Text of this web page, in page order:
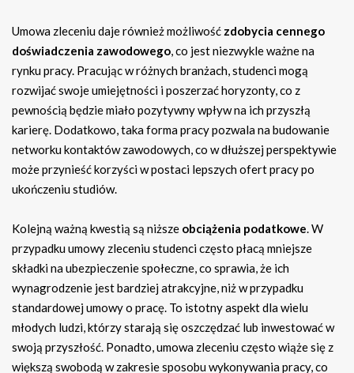
Umowa zleceniu daje również możliwość zdobycia cennego
doświadczenia zawodowego, co jest niezwykle ważne na
rynku pracy. Pracując w różnych branżach, studenci mogą
rozwijać swoje umiejętności i poszerzać horyzonty, co z
pewnością będzie miało pozytywny wpływ na ich przyszłą
karierę. Dodatkowo, taka forma pracy pozwala na budowanie
networku kontaktów zawodowych, co w dłuższej perspektywie
może przynieść korzyści w postaci lepszych ofert pracy po
ukończeniu studiów.
Kolejną ważną kwestią są niższe obciążenia podatkowe. W
przypadku umowy zleceniu studenci często płacą mniejsze
składki na ubezpieczenie społeczne, co sprawia, że ich
wynagrodzenie jest bardziej atrakcyjne, niż w przypadku
standardowej umowy o pracę. To istotny aspekt dla wielu
młodych ludzi, którzy starają się oszczędzać lub inwestować w
swoją przyszłość. Ponadto, umowa zleceniu często wiąże się z
większą swobodą w zakresie sposobu wykonywania pracy, co